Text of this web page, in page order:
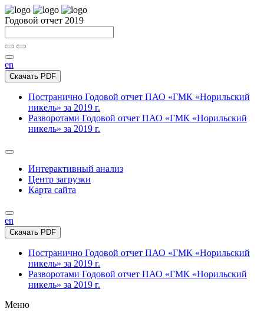
Годовой отчет 2019
en
Скачать PDF
Постранично Годовой отчет ПАО «ГМК «Норильский
никель» за 2019 г.
Разворотами Годовой отчет ПАО «ГМК «Норильский
никель» за 2019 г.
Интерактивный анализ
Центр загрузки
Карта сайта
en
Скачать PDF
Постранично Годовой отчет ПАО «ГМК «Норильский
никель» за 2019 г.
Разворотами Годовой отчет ПАО «ГМК «Норильский
никель» за 2019 г.
Меню